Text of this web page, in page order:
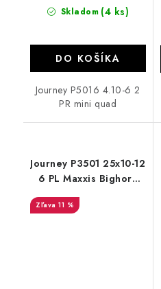
Skladom (4 ks)
DO KOŠÍKA
Journey P5016 4.10-6 2
PR mini quad
Journey P3501 25x10-12
6 PL Maxxis Bighorn
11 %